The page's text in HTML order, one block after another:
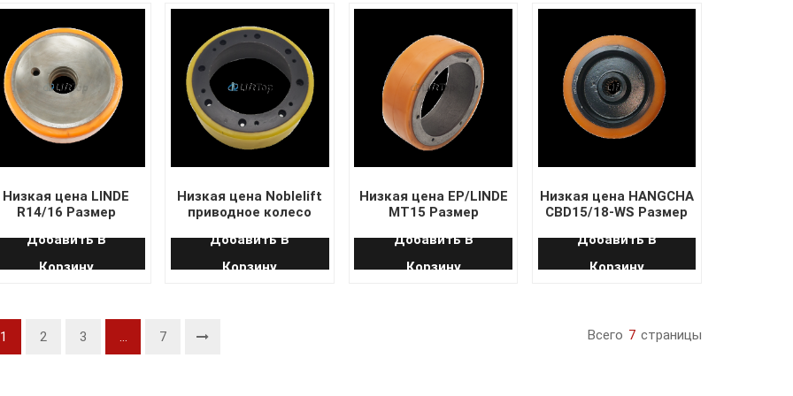
Низкая цена LINDE
R14/16 Размер
285*100
Добавить В
Корзину
Низкая цена Noblelift
приводное колесо
Добавить В
Корзину
Низкая цена EP/LINDE
MT15 Размер
210*70/83
Добавить В
Корзину
Низкая цена HANGCHA
CBD15/18-WS Размер
145*55
Добавить В
Корзину
1 2 3 ... 7 Всего 7 Страницы